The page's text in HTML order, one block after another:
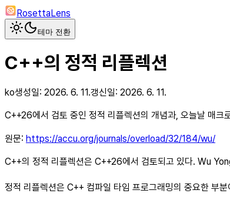
RosettaLens
테마 전환
C++의 정적 리플렉션
ko생성일: 2026. 6. 11.갱신일: 2026. 6. 11.
C++26에서 검토 중인 정적 리플렉션의 개념과, 오늘날 매크
원문: https://accu.org/journals/overload/32/184/wu/
C++의 정적 리플렉션은 C++26에서 검토되고 있다. Wu
정적 리플렉션은 C++ 컴파일 타임 프로그래밍의 중요한 부